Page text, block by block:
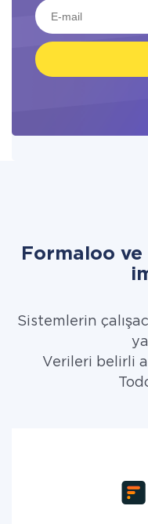
Formaloo
Sistemlerin
Verileri belirli